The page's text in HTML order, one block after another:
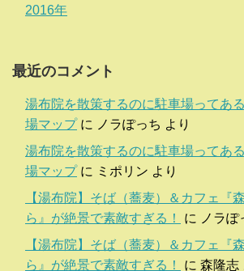
2016年
最近のコメント
湯布院を散策するのに駐車場ってあ
場マップに ノラぽっち より
湯布院を散策するのに駐車場ってあ
場マップに ミポリン より
【湯布院】そば（蕎麦）＆カフェ『
ら』が絶景で素敵すぎる！
に ノラぽ
【湯布院】そば（蕎麦）＆カフェ『
ら』が絶景で素敵すぎる！
に 森隆志